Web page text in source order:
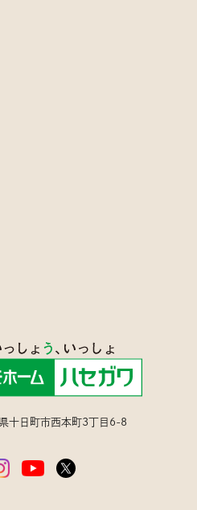
日町市西本町3丁目6-8